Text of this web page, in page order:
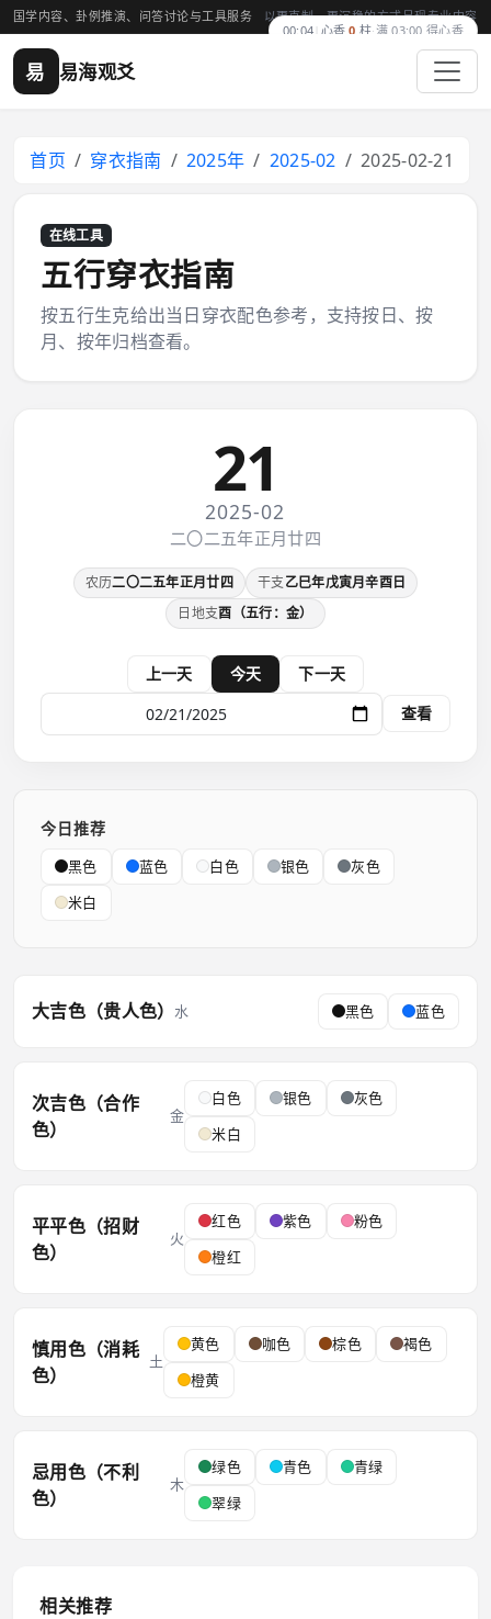
国学内容、卦例推演、问答讨论与工具服务 以更克制、更沉稳的方式呈现专业内容
易 易海观爻
首页 穿衣指南 2025年 2025-02 2025-02-21
在线工具
五行穿衣指南
按五行生克给出当日穿衣配色参考，支持按日、按
月、按年归档查看。
21
2025-02
二〇二五年正月廿四
农历二〇二五年正月廿四 干支乙巳年戊寅月辛酉日
日地支酉（五行：金）
上一天 今天
下一天
查看
今日推荐
黑色 蓝色 白色 银色
灰色
米白
大吉色（贵人色） 水 黑色 蓝色
次吉色（合作
色）
金
白色 银色
灰色
米白
平平色（招财
色）
火
红色 紫色
粉色
橙红
慎用色（消耗
色）
土
黄色 咖色 棕色
褐色
橙黄
忌用色（不利
色）
木
绿色 青色
青绿
翠绿
相关推荐
00:04 心香0 柱· 满 03:00 得心香